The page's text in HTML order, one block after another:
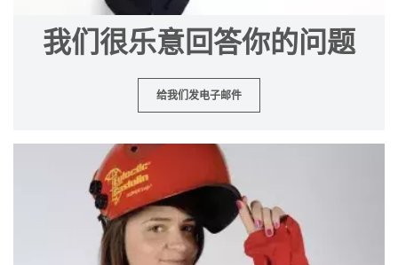
我们很乐意回答你的问题
给我们发电子邮件